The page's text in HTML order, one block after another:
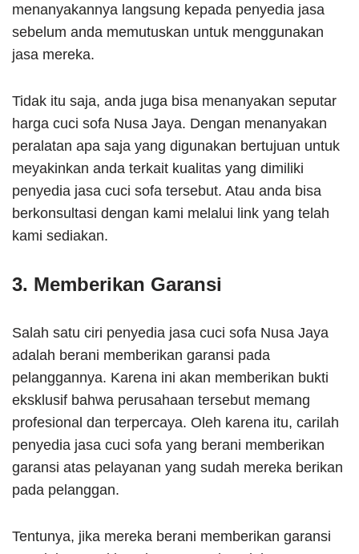
menanyakannya langsung kepada penyedia jasa
sebelum anda memutuskan untuk menggunakan
jasa mereka.
Tidak itu saja, anda juga bisa menanyakan seputar
harga cuci sofa Nusa Jaya. Dengan menanyakan
peralatan apa saja yang digunakan bertujuan untuk
meyakinkan anda terkait kualitas yang dimiliki
penyedia jasa cuci sofa tersebut. Atau anda bisa
berkonsultasi dengan kami melalui link yang telah
kami sediakan.
3. Memberikan Garansi
Salah satu ciri penyedia jasa cuci sofa Nusa Jaya
adalah berani memberikan garansi pada
pelanggannya. Karena ini akan memberikan bukti
eksklusif bahwa perusahaan tersebut memang
profesional dan terpercaya. Oleh karena itu, carilah
penyedia jasa cuci sofa yang berani memberikan
garansi atas pelayanan yang sudah mereka berikan
pada pelanggan.
Tentunya, jika mereka berani memberikan garansi